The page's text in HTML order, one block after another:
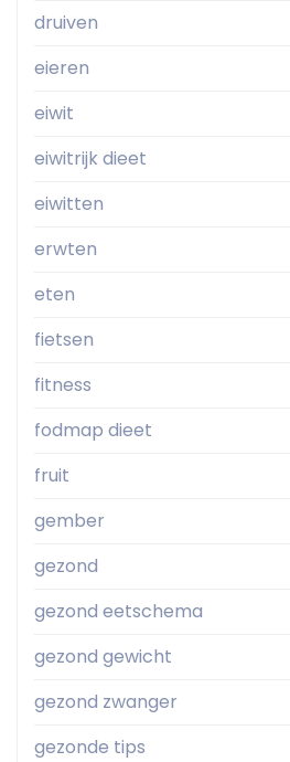
druiven
eieren
eiwit
eiwitrijk dieet
eiwitten
erwten
eten
fietsen
fitness
fodmap dieet
fruit
gember
gezond
gezond eetschema
gezond gewicht
gezond zwanger
gezonde tips